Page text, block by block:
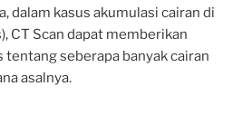
dalam kasus akumulasi cairan di
CT Scan dapat memberikan
tentang seberapa banyak cairan
asalnya.